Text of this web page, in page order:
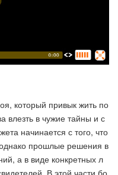
который привык жить по
влезть в чужие тайны и с
начинается с того, что
однако прошлые решения в
а в виде конкретных л
В этой части бо